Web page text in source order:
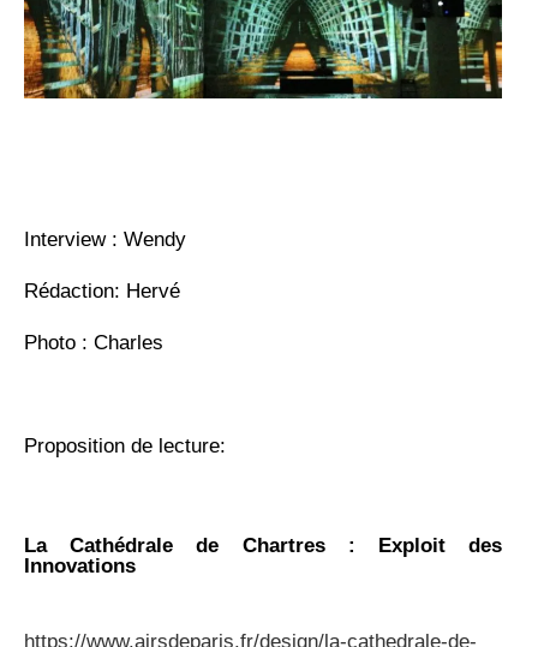
Interview : Wendy
Rédaction: Hervé
Photo : Charles
Proposition de lecture:
La Cathédrale de Chartres : Exploit des
Innovations
https://www.airsdeparis.fr/design/la-cathedrale-de-